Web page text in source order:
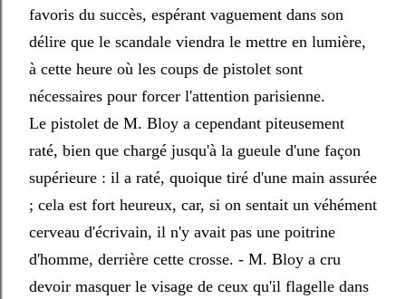
favoris du succès, espérant vaguement dans son
délire que le scandale viendra le mettre en lumière,
à cette heure où les coups de pistolet sont
nécessaires pour forcer l'attention parisienne.
Le pistolet de M. Bloy a cependant piteusement
raté, bien que chargé jusqu'à la gueule d'une façon
supérieure : il a raté, quoique tiré d'une main assurée
; cela est fort heureux, car, si on sentait un véhément
cerveau d'écrivain, il n'y avait pas une poitrine
d'homme, derrière cette crosse. - M. Bloy a cru
devoir masquer le visage de ceux qu'il flagelle dans